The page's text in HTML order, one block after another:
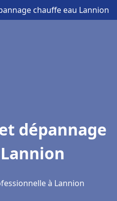
chauffe eau Lannion
dépannage
à Lannion